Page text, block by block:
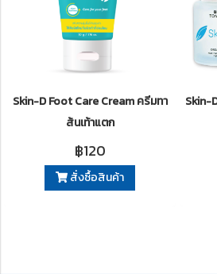
Skin-D Foot Care Cream ครีมทา
ส้นเท้าแตก
฿120
สั่งซื้อสินค้า
Skin-